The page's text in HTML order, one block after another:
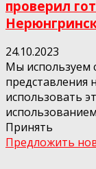
проверил
24.10.2023
Мы используем
представления
использовать
Принять
Предложить